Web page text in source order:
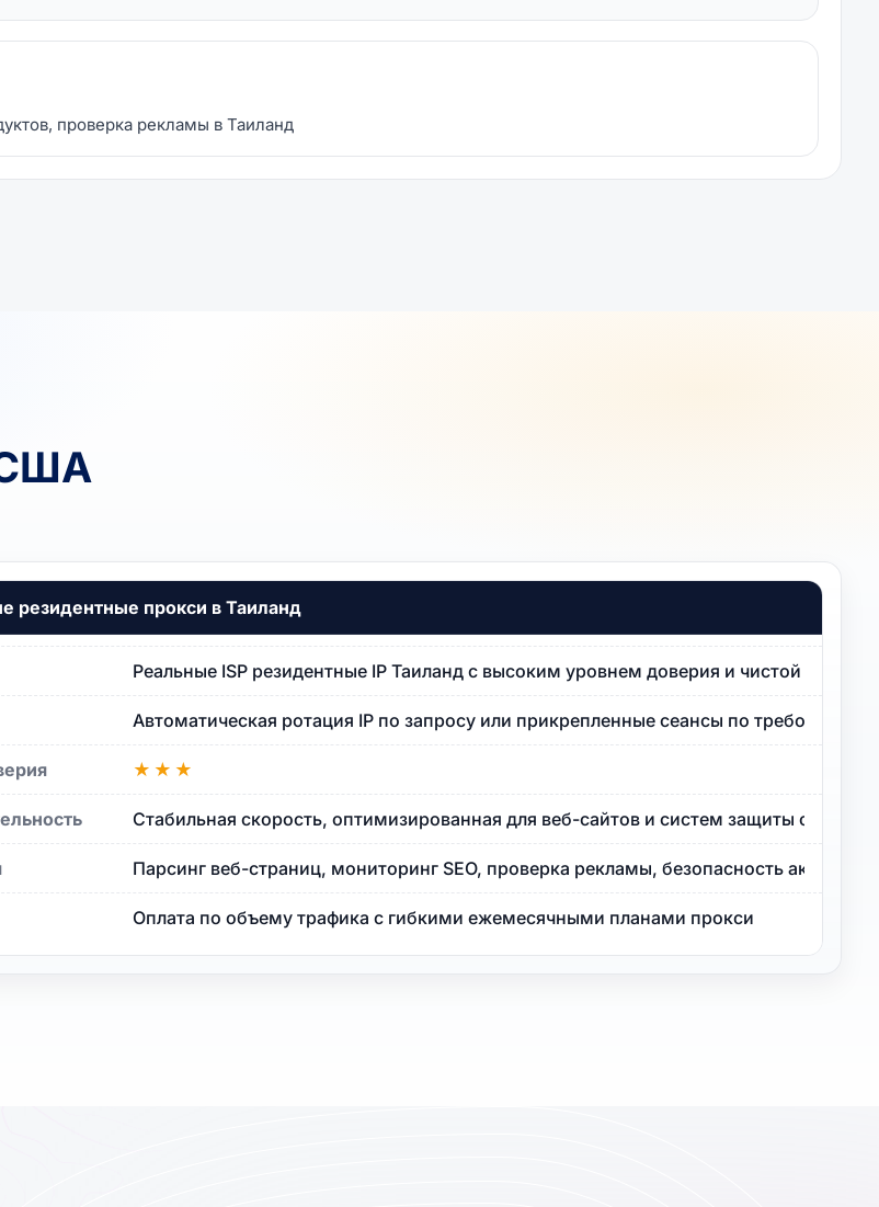
проверка рекламы в Таиланд
США
резидентные прокси в Таиланд
Реальные ISP резидентные IP Таиланд с высоким уровнем доверия и чистой
Автоматическая ротация IP по запросу или прикрепленные сеансы по требованию.
★★★
Стабильная скорость, оптимизированная для веб-сайтов и систем защиты от ботов
Парсинг веб-страниц, мониторинг SEO, проверка рекламы, безопасность аккаунта
Оплата по объему трафика с гибкими ежемесячными планами прокси